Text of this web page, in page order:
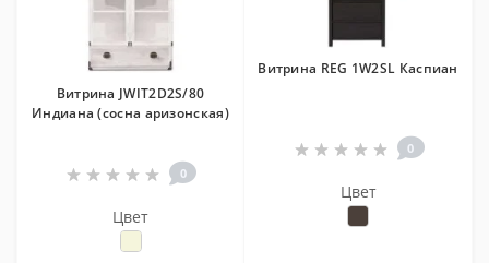
Витрина JWIT2D2S/80
Индиана (сосна аризонская)
0
Цвет
Витрина REG 1W2SL Каспиан
0
Цвет